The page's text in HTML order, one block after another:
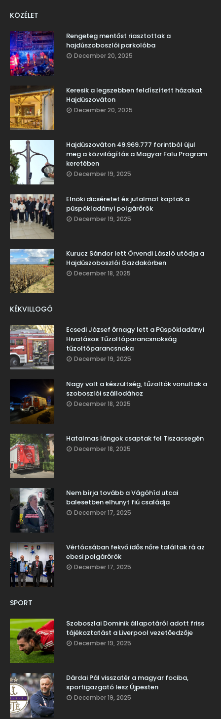
KÖZÉLET
Rengeteg mentőst riasztottak a
hajdúszoboszlói parkolóba
December 20, 2025
Keresik a legszebben feldíszített házakat
Hajdúszováton
December 20, 2025
Hajdúszováton 49.969.777 forintból újul
meg a közvilágítás a Magyar Falu Program
keretében
December 19, 2025
Elnöki dicséretet és jutalmat kaptak a
püspökladányi polgárőrök
December 19, 2025
Kurucz Sándor lett Örvendi László utódja a
Hajdúszoboszlói Gazdakörben
December 18, 2025
KÉKVILLOGÓ
Ecsedi József őrnagy lett a Püspökladányi
Hivatásos Tűzoltóparancsnokság
tűzoltóparancsnoka
December 19, 2025
Nagy volt a készültség, tűzoltók vonultak a
szoboszlói szállodához
December 18, 2025
Hatalmas lángok csaptak fel Tiszacsegén
December 18, 2025
Nem bírja tovább a Vágóhíd utcai
balesetben elhunyt fiú családja
December 17, 2025
Vértócsában fekvő idős nőre találtak rá az
ebesi polgárőrök
December 17, 2025
SPORT
Szoboszlai Dominik állapotáról adott friss
tájékoztatást a Liverpool vezetőedzője
December 19, 2025
Dárdai Pál visszatér a magyar fociba,
sportigazgató lesz Újpesten
December 19, 2025